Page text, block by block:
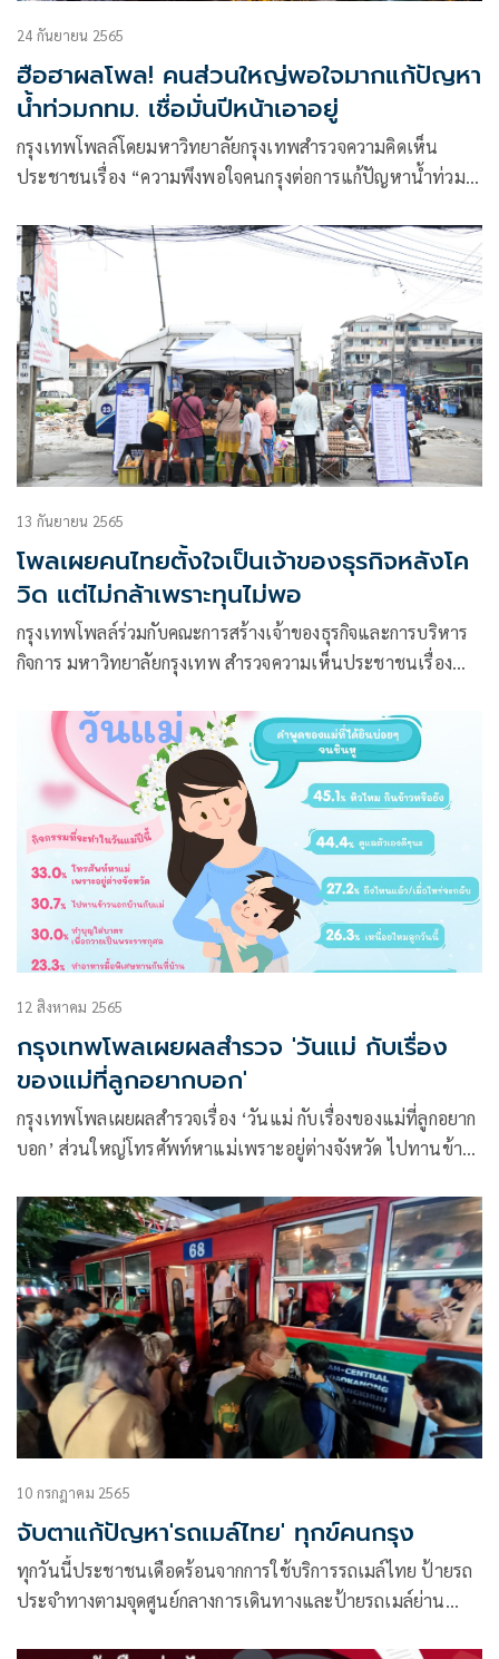
24 กันยายน 2565
ฮือฮาผลโพล! คนส่วนใหญ่พอใจมากแก้ปัญหา
น้ำท่วมกทม. เชื่อมั่นปีหน้าเอาอยู่
กรุงเทพโพลล์โดยมหาวิทยาลัยกรุงเทพสำรวจความคิดเห็น
ประชาชนเรื่อง “ความพึงพอใจคนกรุงต่อการแก้ปัญหาน้ำท่วม
คน พบว่า คนกรุงเทพฯ ส่วนใหญ่ร้อย
13 กันยายน 2565
โพลเผยคนไทยตั้งใจเป็นเจ้าของธุรกิจหลังโค
วิด แต่ไม่กล้าเพราะทุนไม่พอ
กรุงเทพโพลล์ร่วมกับคณะการสร้างเจ้าของธุรกิจและการบริหาร
กิจการ มหาวิทยาลัยกรุงเทพ สำรวจความเห็นประชาชนเรื่อง
12 สิงหาคม 2565
กรุงเทพโพลเผยผลสำรวจ 'วันแม่ กับเรื่อง
ของแม่ที่ลูกอยากบอก'
กรุงเทพโพลเผยผลสำรวจเรื่อง ‘วันแม่ กับเรื่องของแม่ที่ลูกอยาก
บอก’ ส่วนใหญ่โทรศัพท์หาแม่เพราะอยู่ต่างจังหวัด ไปทานข้าว
เรื่องปัญหาสุขภาพร่างกายของแม่
10 กรกฎาคม 2565
จับตาแก้ปัญหา'รถเมล์ไทย' ทุกข์คนกรุง
ทุกวันนี้ประชาชนเดือดร้อนจากการใช้บริการรถเมล์ไทย ป้ายรถ
ประจำทางตามจุดศูนย์กลางการเดินทางและป้ายรถเมล์ย่าน